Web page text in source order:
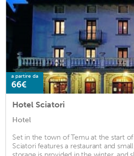
a partire da
66€
Hotel Sciatori
Hotel
Set in the town of Temu at the start
Sciatori features a restaurant and